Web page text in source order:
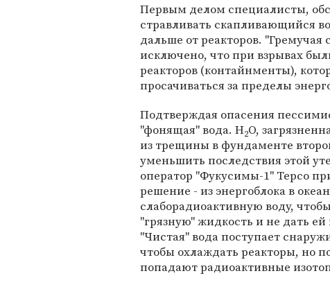
Первым делом специалисты,
стравливать скапливающийся
дальше от реакторов. "Гремучая
исключено, что при взрывах
реакторов (контайнменты),
просачиваться за пределы
Подтверждая опасения
"фонящая" вода. H2O,
из трещины в фундаменте
уменьшить последствия этой
оператор "Фукусимы-1" Tepco
решение - из энергоблока в
слаборадиоактивную воду,
"грязную" жидкость и не дать
"Чистая" вода поступает
чтобы охлаждать реакторы, но
попадают радиоактивные